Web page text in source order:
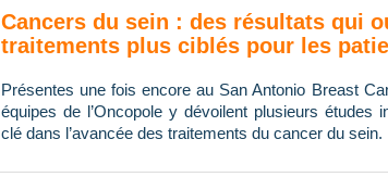
Cancers du sein : des résultats qui
traitements plus ciblés pour les
Présentes une fois encore au San Antonio Breast
équipes de l’Oncopole y dévoilent plusieurs études
clé dans l’avancée des traitements du cancer du sein.